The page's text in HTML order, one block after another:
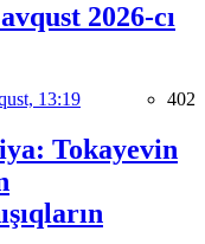
2026-cı
13:19 402
Tokayevin